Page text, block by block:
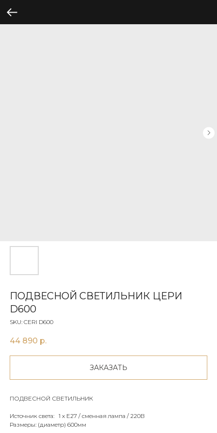
ПОДВЕСНОЙ СВЕТИЛЬНИК ЦЕРИ
D600
SKU: CERI D600
44 890 р.
ЗАКАЗАТЬ
ПОДВЕСНОЙ СВЕТИЛЬНИК
Источник света: 1 х E27 / сменная лампа / 220В
Размеры: (диаметр) 600мм